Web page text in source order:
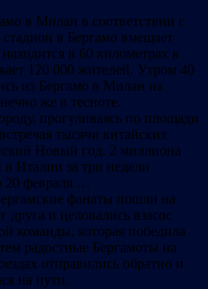
в Милан в соответствии с
в Бергамо вмещает
в 60 километрах к
120 000 жителей. Утром 40
из Бергамо в Милан на
же в тесноте.
прогуливаясь по площади
тысячи китайских
Новый год. 2 миллиона
Италии за три недели
20 февраля …
фанаты пошли на
друга и целовались взасос
команды, которая победила
радостные Бергамоты на
отправились обратно и
на пути.